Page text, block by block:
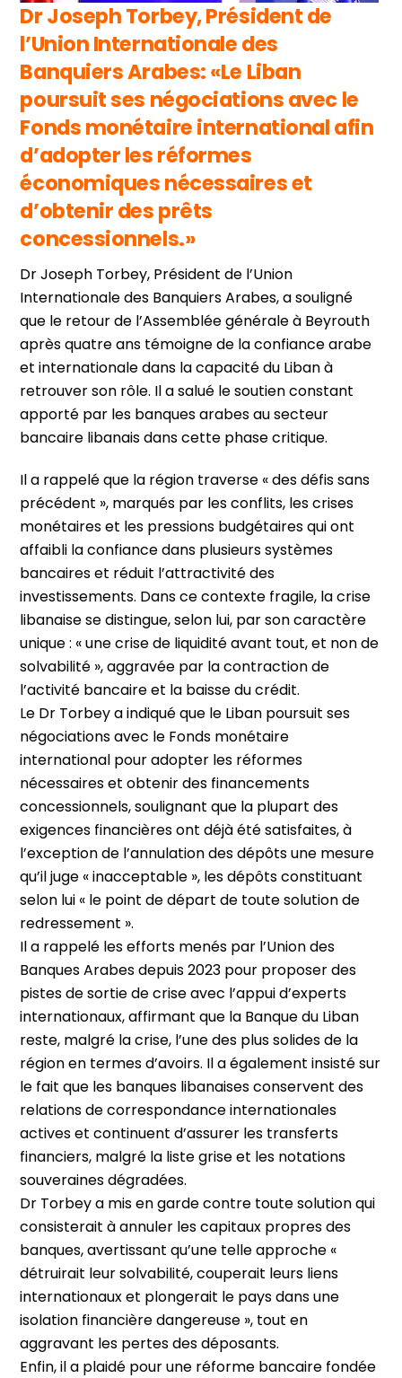
Dr Joseph Torbey, Président de
l’Union Internationale des
Banquiers Arabes: «Le Liban
poursuit ses négociations avec le
Fonds monétaire international afin
d’adopter les réformes
économiques nécessaires et
d’obtenir des prêts
concessionnels.»
Dr Joseph Torbey, Président de l’Union
Internationale des Banquiers Arabes, a souligné
que le retour de l’Assemblée générale à Beyrouth
après quatre ans témoigne de la confiance arabe
et internationale dans la capacité du Liban à
retrouver son rôle. Il a salué le soutien constant
apporté par les banques arabes au secteur
bancaire libanais dans cette phase critique.
Il a rappelé que la région traverse « des défis sans
précédent », marqués par les conflits, les crises
monétaires et les pressions budgétaires qui ont
affaibli la confiance dans plusieurs systèmes
bancaires et réduit l’attractivité des
investissements. Dans ce contexte fragile, la crise
libanaise se distingue, selon lui, par son caractère
unique : « une crise de liquidité avant tout, et non de
solvabilité », aggravée par la contraction de
l’activité bancaire et la baisse du crédit.
Le Dr Torbey a indiqué que le Liban poursuit ses
négociations avec le Fonds monétaire
international pour adopter les réformes
nécessaires et obtenir des financements
concessionnels, soulignant que la plupart des
exigences financières ont déjà été satisfaites, à
l’exception de l’annulation des dépôts une mesure
qu’il juge « inacceptable », les dépôts constituant
selon lui « le point de départ de toute solution de
redressement ».
Il a rappelé les efforts menés par l’Union des
Banques Arabes depuis 2023 pour proposer des
pistes de sortie de crise avec l’appui d’experts
internationaux, affirmant que la Banque du Liban
reste, malgré la crise, l’une des plus solides de la
région en termes d’avoirs. Il a également insisté sur
le fait que les banques libanaises conservent des
relations de correspondance internationales
actives et continuent d’assurer les transferts
financiers, malgré la liste grise et les notations
souveraines dégradées.
Dr Torbey a mis en garde contre toute solution qui
consisterait à annuler les capitaux propres des
banques, avertissant qu’une telle approche «
détruirait leur solvabilité, couperait leurs liens
internationaux et plongerait le pays dans une
isolation financière dangereuse », tout en
aggravant les pertes des déposants.
Enfin, il a plaidé pour une réforme bancaire fondée